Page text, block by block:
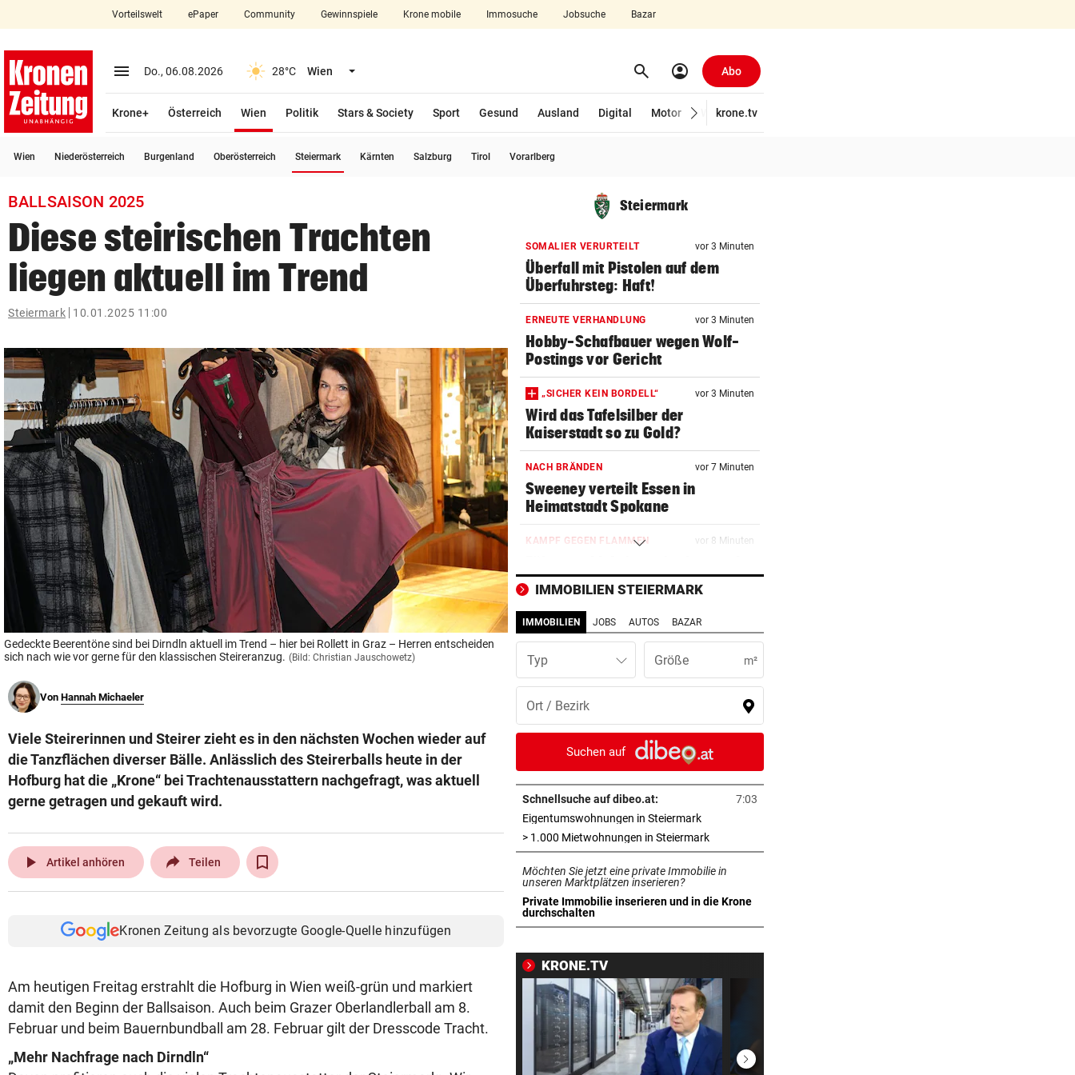
closeSchließen
account_circle Anmelden
arrow_right
Bundesland auswählen
bookmark
search
Suchbegriff
eingeben
© Krone Multimedia GmbH & Co KG 2026
Muthgasse 2, 1190 Wien
Vorteilswelt ePaper Community Gewinnspiele Krone mobile Immosuche Jobsuche Bazar
menu Menü aufklappen
Do., 06.08.2026 28°C Wien Menü aufklappen search Suchen
account_circle Abo
Krone+ Österreich Wien
Politik
Stars & Society Sport Gesund Ausland Digital Motor Wirtschaft
krone.tv
Wien Niederösterreich Burgenland Oberösterreich Steiermark Kärnten Salzburg Tirol Vorarlberg
BALLSAISON 2025
Diese steirischen Trachten
liegen aktuell im Trend
Steiermark 10.01.2025 11:00
Gedeckte Beerentöne sind bei Dirndln aktuell im Trend – hier bei Rollett in Graz – Herren entscheiden
sich nach wie vor gerne für den klassischen Steireranzug. (Bild: Christian Jauschowetz)
Von Hannah Michaeler
Viele Steirerinnen und Steirer zieht es in den nächsten Wochen wieder auf
die Tanzflächen diverser Bälle. Anlässlich des Steirerballs heute in der
Hofburg hat die „Krone“ bei Trachtenausstattern nachgefragt, was aktuell
gerne getragen und gekauft wird.
play_arrow Artikel anhören Teilen
Kronen Zeitung als bevorzugte Google-Quelle hinzufügen
Am heutigen Freitag erstrahlt die Hofburg in Wien weiß-grün und markiert
damit den Beginn der Ballsaison. Auch beim Grazer Oberlandlerball am 8.
Februar und beim Bauernbundball am 28. Februar gilt der Dresscode Tracht.
„Mehr Nachfrage nach Dirndln“
Steiermark
SOMALIER VERURTEILT vor 3 Minuten
Überfall mit Pistolen auf dem
Überfuhrsteg: Haft!
ERNEUTE VERHANDLUNG vor 3 Minuten
Hobby-Schafbauer wegen Wolf-
Postings vor Gericht
„SICHER KEIN BORDELL“ vor 3 Minuten
Wird das Tafelsilber der
Kaiserstadt so zu Gold?
NACH BRÄNDEN vor 7 Minuten
Sweeney verteilt Essen in
Heimatstadt Spokane
KAMPF GEGEN FLAMMEN vor 8 Minuten
verletzte Helfer
ASLY NACH ASIEN CUP
Iranische Spielerinnen in
Australien eingebürgert
FAMILY FUN FRIDAY vor 25 Minuten
krone.tv lädt Sie ins Kino zu Paw
Patrol ein
FEUERWEHREN GEFORDERT vor 32 Minuten
Unwetter und Waldbrände: 350
Helfer im Einsatz
NOLDE VERLIERT GELB vor 37 Minuten
„Captain Colin“ liegt nach Rang
drei auf der Lauer
MEHRERE RISIKOGRUPPEN vor 39 Minuten
Davon hängt es ab, wie gefährlich
KEINE TICKETS NÖTIG
Feiern Sie den Sommer am Linzer
„Krone“-Fest 2026!
ÖFB-KICKER ALS ERSATZ vor 42 Minuten
IMMOBILIEN STEIERMARK
IMMOBILIEN JOBS AUTOS BAZAR
Typ m²
Suchen auf
Schnellsuche auf dibeo.at:
7:03
Eigentumswohnungen in Steiermarkin neuem Tab öffnen
> 1.000 Mietwohnungen in Steiermarkin neuem Tab öffnen
Möchten Sie jetzt eine private Immobilie in
unseren Marktplätzen inserieren?
Private Immobilie inserieren und in die Krone
durchschalten
in neuem Tab öffnen
KRONE.TV